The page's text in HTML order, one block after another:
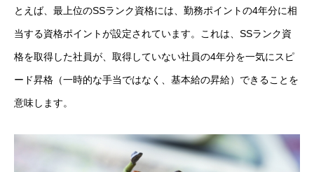
リファラル採用エントリー
アルムナイ採用エントリー
とえば、最上位のSSランク資格には、勤務ポイントの4年分に相
当する資格ポイントが設定されています。これは、SSランク資
格を取得した社員が、取得していない社員の4年分を一気にスピ
ード昇格（一時的な手当ではなく、基本給の昇給）できることを
意味します。